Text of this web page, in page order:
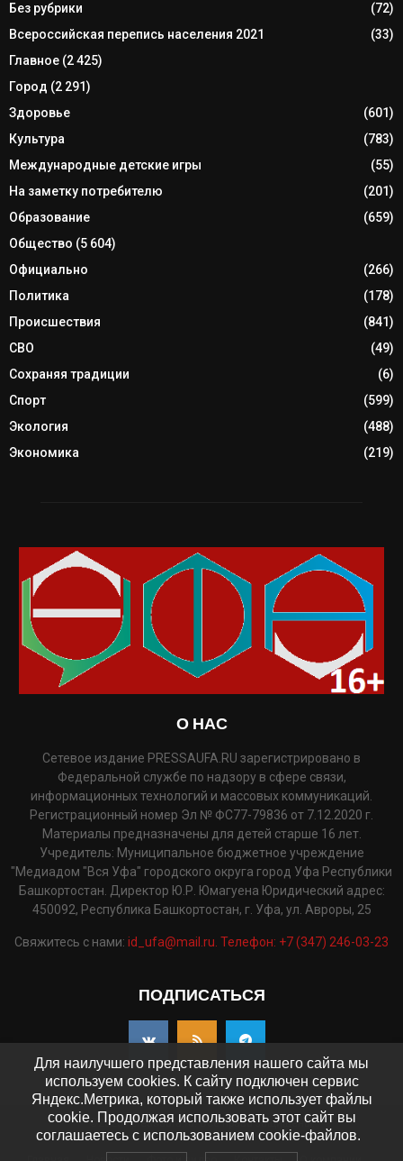
Без рубрики
(72)
Всероссийская перепись населения 2021
(33)
Главное (2 425)
Город (2 291)
Здоровье
(601)
Культура
(783)
Международные детские игры
(55)
На заметку потребителю
(201)
Образование
(659)
Общество (5 604)
Официально
(266)
Политика
(178)
Происшествия
(841)
СВО
(49)
Сохраняя традиции
(6)
Спорт
(599)
Экология
(488)
Экономика
(219)
О НАС
Сетевое издание PRESSAUFA.RU зарегистрировано в
Федеральной службе по надзору в сфере связи,
информационных технологий и массовых коммуникаций.
Регистрационный номер Эл № ФС77-79836 от 7.12.2020 г.
Материалы предназначены для детей старше 16 лет.
Учредитель: Муниципальное бюджетное учреждение
"Медиадом "Вся Уфа" городского округа город Уфа Республики
Башкортостан. Директор Ю.Р. Юмагуена Юридический адрес:
450092, Республика Башкортостан, г. Уфа, ул. Авроры, 25
Свяжитесь с нами: id_ufa@mail.ru. Телефон: +7 (347) 246-03-23
ПОДПИСАТЬСЯ
©2025 - pressaufa.ru. Все права защищены.
Для наилучшего представления нашего сайта мы
используем cookies. К сайту подключен сервис
Яндекс.Метрика, который также использует файлы
cookie. Продолжая использовать этот сайт вы
соглашаетесь с использованием cookie-файлов.